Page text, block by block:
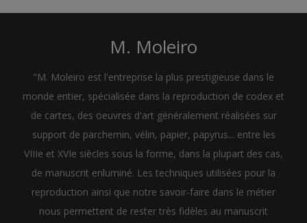
M. Moleiro
"M. Moleiro est l'entreprise la plus prestigieuse dans le
monde entier, spécialisée dans la reproduction de codex et
de cartes, des oeuvres d'art généralement réalisées sur
support de parchemin, vélin, papier, papyrus... entre les
VIIIe et XVIe siècles sous la forme, dans la plupart des cas,
de manuscrit enluminé. Les techniques utilisées pour la
reproduction ainsi que notre savoir-faire dans le métier
nous permettent de rester très fidèles au manuscrit